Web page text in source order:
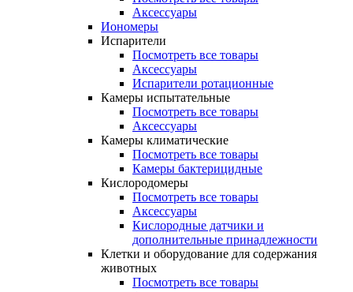
Аксессуары
Иономеры
Испарители
Посмотреть все товары
Аксессуары
Испарители ротационные
Камеры испытательные
Посмотреть все товары
Аксессуары
Камеры климатические
Посмотреть все товары
Камеры бактерицидные
Кислородомеры
Посмотреть все товары
Аксессуары
Кислородные датчики и
дополнительные принадлежности
Клетки и оборудование для содержания
животных
Посмотреть все товары